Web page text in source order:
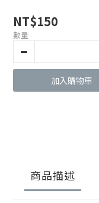
NT$150
數量
加入購物車
商品描述